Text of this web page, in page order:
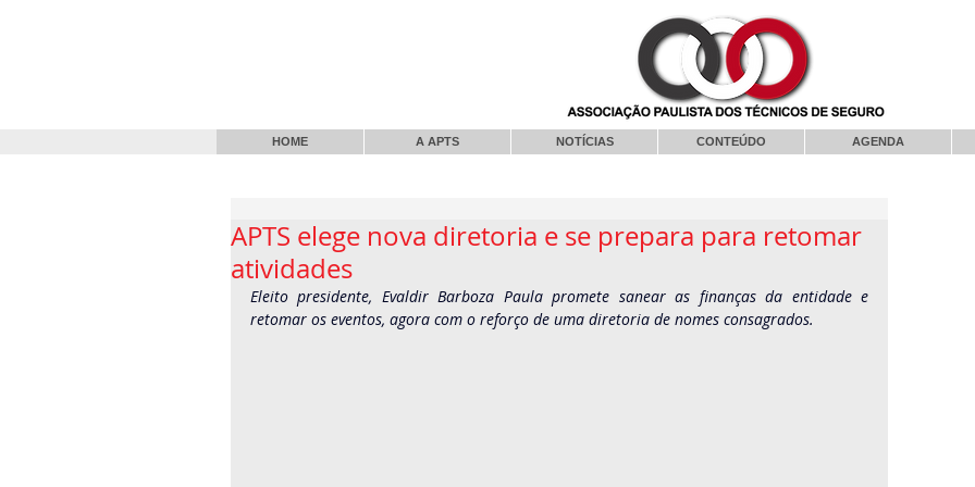
HOME A APTS NOTÍCIAS CONTEÚDO AGENDA
APTS elege nova diretoria e se prepara para retomar
atividades
Eleito presidente, Evaldir Barboza Paula promete sanear as finanças da entidade e
retomar os eventos, agora com o reforço de uma diretoria de nomes consagrados.